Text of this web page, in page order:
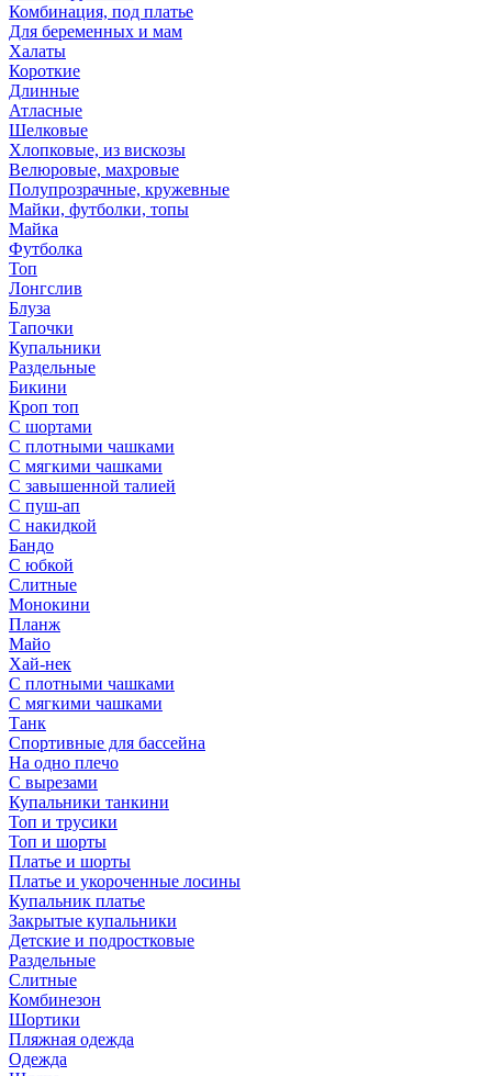
Комбинация, под платье
Для беременных и мам
Халаты
Короткие
Длинные
Атласные
Шелковые
Хлопковые, из вискозы
Велюровые, махровые
Полупрозрачные, кружевные
Майки, футболки, топы
Майка
Футболка
Топ
Лонгслив
Блуза
Тапочки
Купальники
Раздельные
Бикини
Кроп топ
С шортами
С плотными чашками
С мягкими чашками
С завышенной талией
С пуш-ап
С накидкой
Бандо
С юбкой
Слитные
Монокини
Планж
Майо
Хай-нек
С плотными чашками
С мягкими чашками
Танк
Спортивные для бассейна
На одно плечо
С вырезами
Купальники танкини
Топ и трусики
Топ и шорты
Платье и шорты
Платье и укороченные лосины
Купальник платье
Закрытые купальники
Детские и подростковые
Раздельные
Слитные
Комбинезон
Шортики
Пляжная одежда
Одежда